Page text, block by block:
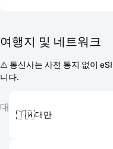
여행지 및 네트워크
⚠️ 통신사는 사전 통지 없이
니다.
대
🇹🇼대만